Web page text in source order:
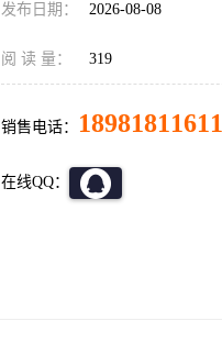
发布日期： 2026-08-08
阅 读 量： 319
销售电话： 18981811611
在线QQ：